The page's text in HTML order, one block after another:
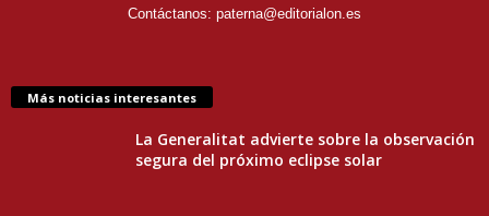
Contáctanos: paterna@editorialon.es
Más noticias interesantes
La Generalitat advierte sobre la observación
segura del próximo eclipse solar